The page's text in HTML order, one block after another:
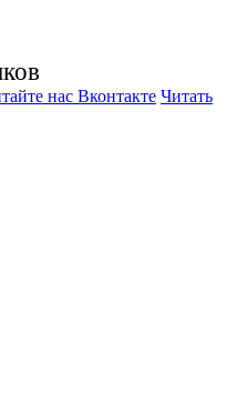
нас Вконтакте Читать